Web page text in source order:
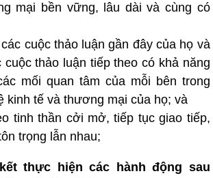
mại bền vững, lâu dài và cùng có
cuộc thảo luận gần đây của họ và
cuộc thảo luận tiếp theo có khả năng
mối quan tâm của mỗi bên trong
kinh tế và thương mại của họ; và
tinh thần cởi mở, tiếp tục giao tiếp,
trọng lẫn nhau;
thực hiện các hành động sau